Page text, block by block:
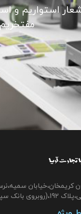
استواریم و
کریمخان،خیابان
بانک سپه)طبقه 3،واحد 14